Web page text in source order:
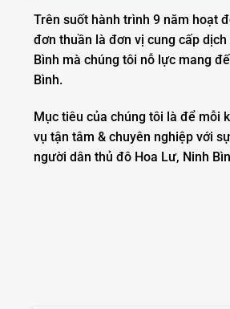
Trên suốt hành trình 9 năm hoạt
đơn thuần là đơn vị cung cấp
Bình mà chúng tôi nỗ lực mang
Bình.
Mục tiêu của chúng tôi là để mỗi
vụ tận tâm & chuyên nghiệp với
người dân thủ đô Hoa Lư, Ninh